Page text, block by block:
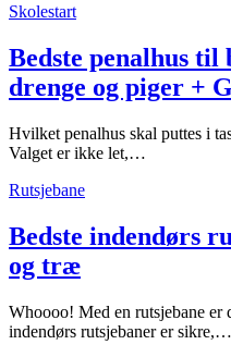
Skolestart
Bedste penalhus til
drenge og piger +
Hvilket penalhus skal puttes i
Valget er ikke let,…
Rutsjebane
Bedste indendørs
og træ
Whoooo! Med en rutsjebane
indendørs rutsjebaner er sikre,…